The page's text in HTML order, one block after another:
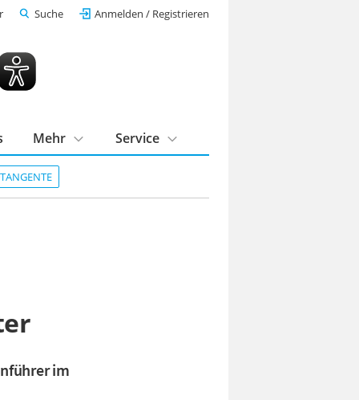
Suche Anmelden / Registrieren
Mehr Service
im